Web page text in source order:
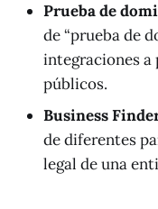
Prueba de
de “prueba de
integraciones a
públicos.
Business
de diferentes
legal de una